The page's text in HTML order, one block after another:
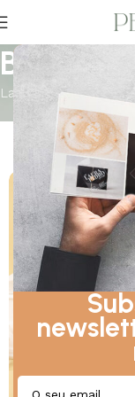
Batizados
Lar Batizados
Todos